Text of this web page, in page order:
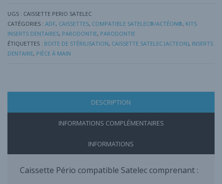
UGS : CAISSETTE PERIO SATELEC
CATÉGORIES : ADF, CAISSETTES, COMPATIBLE SATELEC®/ACTÉON®, KITS
INSERTS DENTAIRES, PARODONTIE, PARODONTIE
ÉTIQUETTES : BOITE DE STÉRILISATION, CAISSETTE SATELEC (ACTEON), INSERTS
DENTAIRE, PIÈCE À MAIN
DESCRIPTION
INFORMATIONS COMPLÉMENTAIRES
INFORMATIONS
Caissette Pério compatible Satelec comprenant :